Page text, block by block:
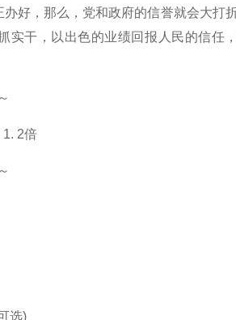
好，那么，党和政府的信誉就会大打
实干，以出色的业绩回报人民的信任
～
2倍
～
选)